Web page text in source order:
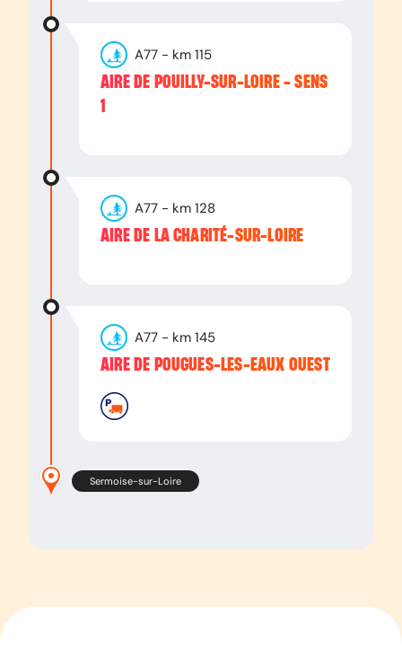
A77 - km 115
AIRE DE POUILLY-SUR-LOIRE - SENS
1
A77 - km 128
AIRE DE LA CHARITÉ-SUR-LOIRE
A77 - km 145
AIRE DE POUGUES-LES-EAUX OUEST
Sermoise-sur-Loire